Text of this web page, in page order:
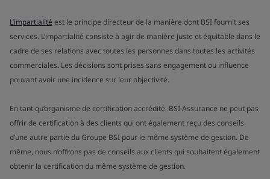
L’impartialité est le principe directeur de la manière dont BSI fournit ses
services. L’impartialité consiste à agir de manière juste et équitable dans le
cadre de ses relations avec toutes les personnes dans toutes les activités
commerciales. Les décisions sont prises sans engagement ou influence
pouvant avoir une incidence sur leur objectivité.
En tant qu’organisme de certification accrédité, BSI Assurance ne peut pas
offrir de certification à des clients qui ont également reçu des conseils
d’une autre partie du Groupe BSI pour le même système de gestion. De
même, nous n’offrons pas de conseils aux clients qui souhaitent également
obtenir la certification du même système de gestion.